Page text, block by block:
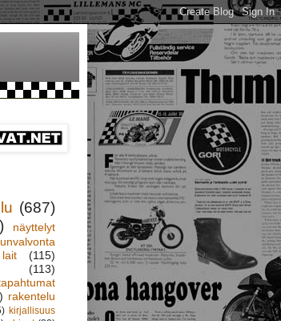
(687)
näyttelyt
(115)
(113)
rakentelu
kirjallisuus